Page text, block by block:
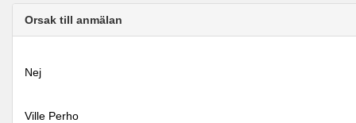
Orsak till anmälan
Nej
Ville Perho